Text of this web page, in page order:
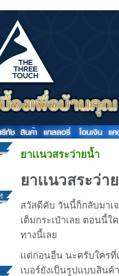
ยาเเนวสระว่ายน้ำ
ยาเเนวสระว่า
สวัสดีคับ วันนี้ก็กลับมาเ
เต็มกระเป๋าเลย ตอนนี้
ทางนี้เลย
เเต่ก่อนอืน นะครับใครที่
เบอร์ยังเป็นรูปแบบสินค้